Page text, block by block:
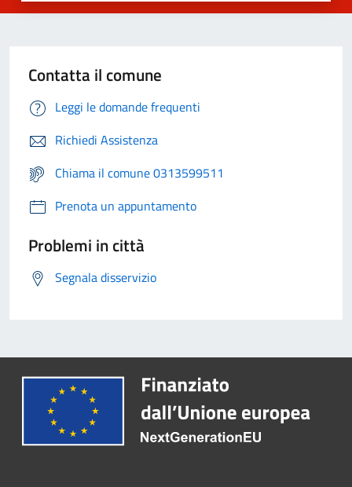
Contatta il comune
Leggi le domande frequenti
Richiedi Assistenza
Chiama il comune 0313599511
Prenota un appuntamento
Problemi in città
Segnala disservizio